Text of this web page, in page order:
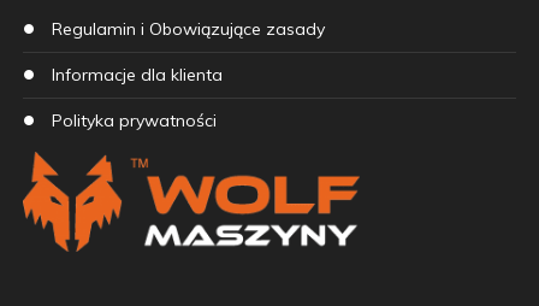
Regulamin i Obowiązujące zasady
Informacje dla klienta
Polityka prywatności